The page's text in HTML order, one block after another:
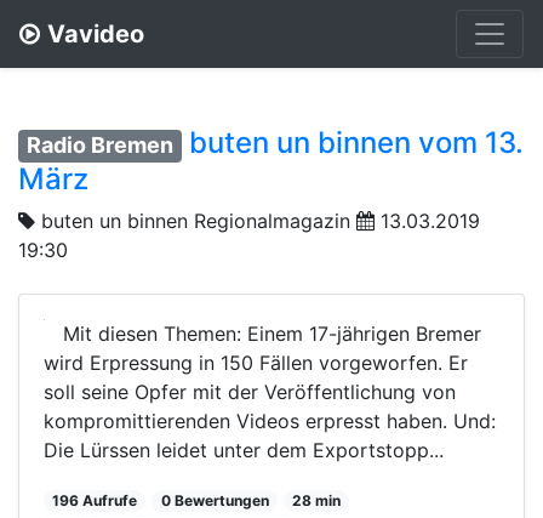
Vavideo
Radio Bremen
buten un binnen vom 13.
März
buten un binnen Regionalmagazin
13.03.2019
19:30
Mit diesen Themen: Einem 17-jährigen Bremer
wird Erpressung in 150 Fällen vorgeworfen. Er
soll seine Opfer mit der Veröffentlichung von
kompromittierenden Videos erpresst haben. Und:
Die Lürssen leidet unter dem Exportstopp...
196 Aufrufe 0 Bewertungen
28 min